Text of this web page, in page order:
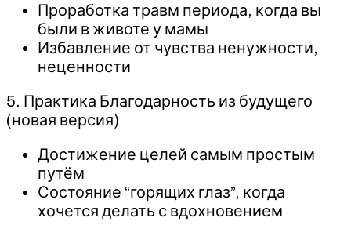
Проработка травм периода, когда вы
были в животе у мамы
Избавление от чувства ненужности,
неценности
5. Практика Благодарность из будущего
(новая версия)
Достижение целей самым простым
путём
Состояние “горящих глаз”, когда
хочется делать с вдохновением